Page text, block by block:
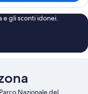
e gli sconti idonei.
Nazionale del